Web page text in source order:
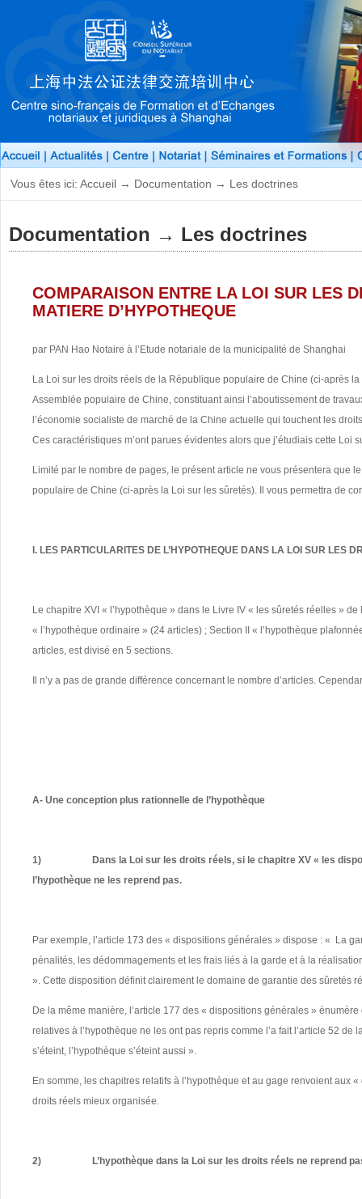
Vous êtes ici: Accueil → Documentation → Les doctrines
Documentation → Les doctrines
COMPARAISON ENTRE LA LOI SUR LES
MATIERE D’HYPOTHEQUE
par PAN Hao Notaire à l’Etude notariale de la municipalité de Shanghai
La Loi sur les droits réels de la République populaire de Chine (ci-après
Assemblée populaire de Chine, constituant ainsi l’aboutissement de
l’économie socialiste de marché de la Chine actuelle qui touchent les
Ces caractéristiques m’ont parues évidentes alors que j’étudiais cette Loi
Limité par le nombre de pages, le présent article ne vous présentera que
populaire de Chine (ci-après la Loi sur les sûretés). Il vous permettra de
I. LES PARTICULARITES DE L’HYPOTHEQUE DANS LA LOI SUR LES
Le chapitre XVI « l’hypothèque » dans le Livre IV « les sûretés réelles »
« l’hypothèque ordinaire » (24 articles) ; Section II « l’hypothèque
articles, est divisé en 5 sections.
Il n’y a pas de grande différence concernant le nombre d’articles.
A- Une conception plus rationnelle de l’hypothèque
1)
Dans la Loi sur les droits réels, si le chapitre XV « les
l’hypothèque ne les reprend pas.
Par exemple, l’article 173 des « dispositions générales » dispose : « La
pénalités, les dédommagements et les frais liés à la garde et à la
». Cette disposition définit clairement le domaine de garantie des sûretés
De la même manière, l’article 177 des « dispositions générales »
relatives à l’hypothèque ne les ont pas repris comme l’a fait l’article 52
s’éteint, l’hypothèque s’éteint aussi ».
En somme, les chapitres relatifs à l’hypothèque et au gage renvoient
droits réels mieux organisée.
2) L’hypothèque dans la Loi sur les droits réels ne reprend